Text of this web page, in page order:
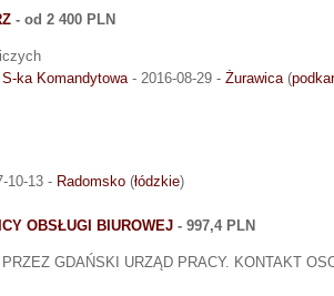
- od 2 400 PLN
ka Komandytowa- 2016-08-29 - Żurawica(
10-13 - Radomsko (łódzkie)
OBSŁUGI BIUROWEJ - 997,4 PLN
GDAŃSKI URZĄD PRACY. KONTAKT